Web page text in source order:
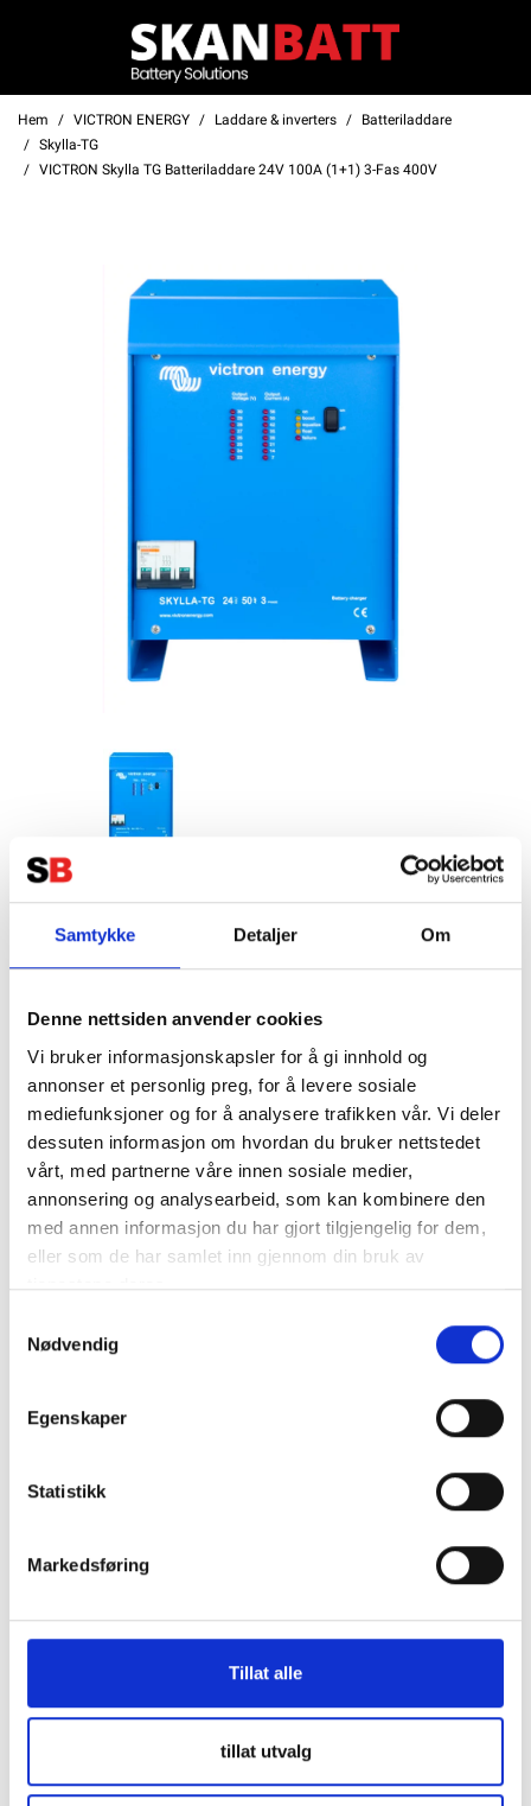
Samtykke Detaljer Om
Denne nettsiden anvender cookies
Vi bruker informasjonskapsler for å gi innhold og
annonser et personlig preg, for å levere sosiale
mediefunksjoner og for å analysere trafikken vår. Vi deler
dessuten informasjon om hvordan du bruker nettstedet
vårt, med partnerne våre innen sosiale medier,
annonsering og analysearbeid, som kan kombinere den
med annen informasjon du har gjort tilgjengelig for dem,
eller som de har samlet inn gjennom din bruk av
tjenestene deres.
Nødvendig
Egenskaper
Statistikk
Markedsføring
Tillat alle
tillat utvalg
Hem VICTRON ENERGY Laddare & inverters
Batteriladdare
Skylla-TG
VICTRON Skylla TG Batteriladdare 24V 100A (1+1) 3-Fas 400V
VICTRON Skylla TG Batteriladdare
24V 100A (1+1) 3-Fas 400V
VICTRON Skylla TG Batteriladdare 24V 100A (1+1) 3-Fas
400V
Perfekt för att ladda stora 24V-batteribanker, samt med en
egen ut..
mer info
Dela den här produkten
Beskrivning
VICTRON Skylla TG Batteriladdare 24V 100A (1+1) 3-Fas
400V Perfekt för att ladda stora 24V-batteribanker, samt
avancerad och effektiv laddare för underhåll och snabb
uppladdning av 24V-batteribanker i båtar, stugor eller